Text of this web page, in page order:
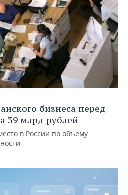
бизнеса перед
39 млрд рублей
в России по объему